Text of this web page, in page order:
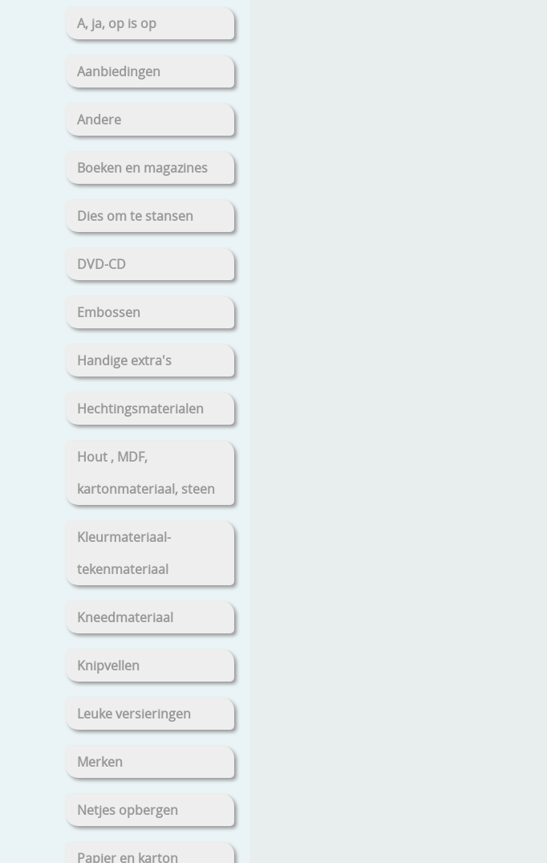
A, ja, op is op
Aanbiedingen
Andere
Boeken en magazines
Dies om te stansen
DVD-CD
Embossen
Handige extra's
Hechtingsmaterialen
Hout , MDF,
kartonmateriaal, steen
Kleurmateriaal-
tekenmateriaal
Kneedmateriaal
Knipvellen
Leuke versieringen
Merken
Netjes opbergen
Papier en karton